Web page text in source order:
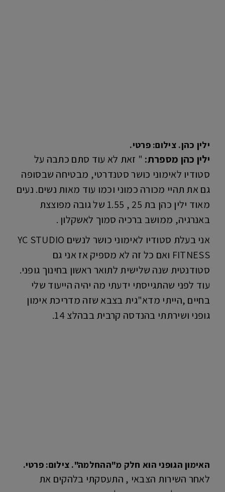
ילין כהן. צילום: פרטי.
ילין כהן מספרת: " זאת לא עוד סתם כתבה על
סטודיו לאימוני כושר סטנדרטי, מבטיחה שבסופה
גם את תהיי מכורה כמוני וכמו עוד מאות נשים. נעים
מאוד ילין כהן בת 25 , 1.55 של גובה מפוצצת
באנרגיה, ממושב ברכיה סמוך לאשקלון .
אני בעלת סטודיו לאימוני כושר לנשים YC STUDIO
FITNESS ואם כל זה לא מספיק אז אני גם
סטודנטית שנה שלישית לתואר ראשון בחינוך גופני.
עוד לפני שהתגייסתי ידעתי מה יהיה הייעוד שלי
בחיים ,הייתי מדא"גית בצבא שזה מדריכת אימון
גופני ושירתתי בהנדסה קרבית בבהלצ 14.
האימון הגופני הוא חלק מ"ההחלמה". צילום: פרטי.
לאחר השירות הצבאי , התעסקתי בלהקים את